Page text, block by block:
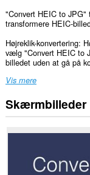
"Convert HEIC to
transformere HEIC-
Højreklik-konvertering:
vælg "Convert HEIC to
billedet uden at gå på
Vis mere
Skærmbilleder